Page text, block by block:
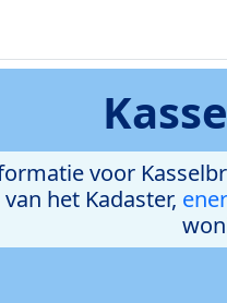
voor
van het Kadaster,